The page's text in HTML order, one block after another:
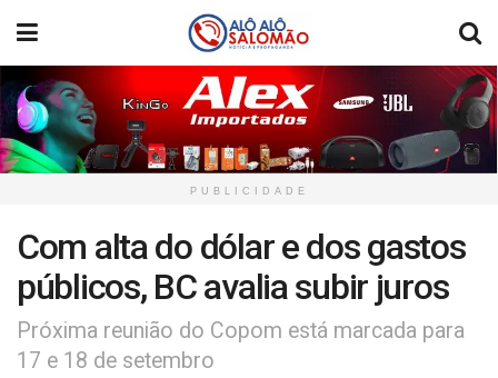
PUBLICIDADE
Com alta do dólar e dos gastos
públicos, BC avalia subir juros
Próxima reunião do Copom está marcada para
17 e 18 de setembro